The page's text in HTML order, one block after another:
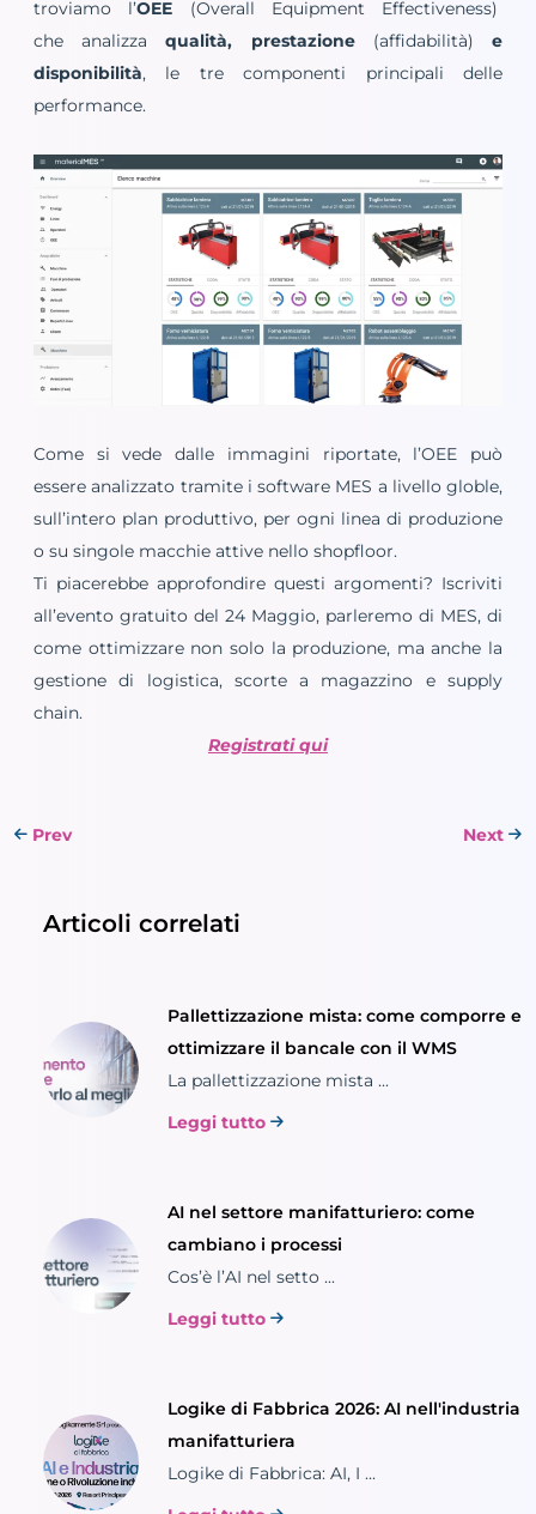
troviamo l’OEE (Overall Equipment Effectiveness)
che analizzaqualità, prestazione (affidabilità) e
disponibilità, le tre componenti principali delle
performance.
Come si vede dalle immagini riportate, l’OEE può
essere analizzato tramite i software MES a livello globle,
sull’intero plan produttivo, per ogni linea di produzione
o su singole macchie attive nello shopfloor.
Ti piacerebbe approfondire questi argomenti? Iscriviti
all’evento gratuito del 24 Maggio, parleremo di MES, di
come ottimizzare non solo la produzione, ma anche la
gestione di logistica, scorte a magazzino e supply
chain.
Registrati qui
Prev Next
Articoli correlati
Pallettizzazione mista: come comporre e
ottimizzare il bancale con il WMS
La pallettizzazione mista ...
Leggi tutto
AI nel settore manifatturiero: come
cambiano i processi
Cos’è l’AI nel setto ...
Leggi tutto
Logike di Fabbrica 2026: AI nell'industria
manifatturiera
Logike di Fabbrica: AI, I ...